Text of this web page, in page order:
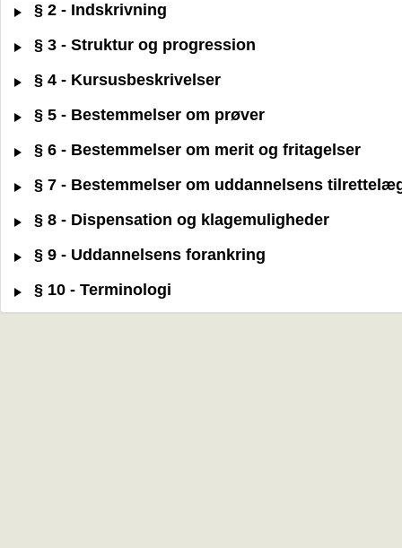
§ 2 - Indskrivning
§ 3 - Struktur og progression
§ 4 - Kursusbeskrivelser
§ 5 - Bestemmelser om prøver
§ 6 - Bestemmelser om merit og fritagelser
§ 7 - Bestemmelser om uddannelsens
§ 8 - Dispensation og klagemuligheder
§ 9 - Uddannelsens forankring
§ 10 - Terminologi